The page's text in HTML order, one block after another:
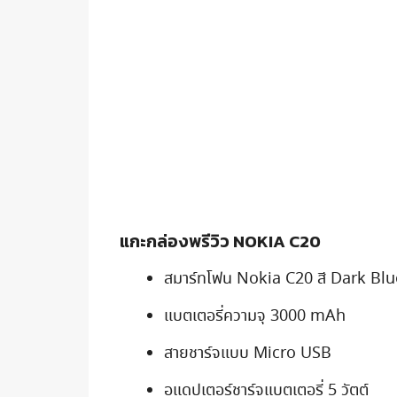
แกะกล่องพรีวิว NOKIA C20
สมาร์ทโฟน Nokia C20 สี Dark
แบตเตอรี่ความจุ 3000 mAh
สายชาร์จแบบ Micro USB
อแดปเตอร์ชาร์จแบตเตอรี่ 5 วัตต์